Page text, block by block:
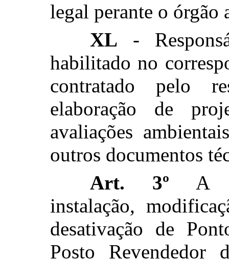
legal perante o órgão
XL -
habilitado no
contratado pelo
elaboração de
avaliações
outros documentos
Art. 3º A
instalação,
desativação de
Posto Revendedor